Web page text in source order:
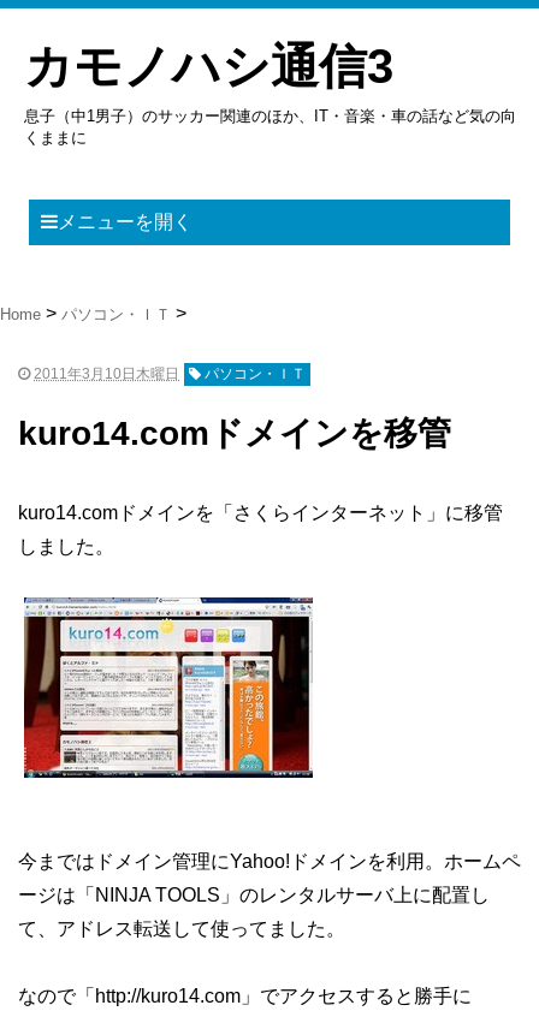
カモノハシ通信3
息子（中1男子）のサッカー関連のほか、IT・音楽・車の話など気の向
くままに
メニューを開く
Home パソコン・ＩＴ
2011年3月10日木曜日 パソコン・ＩＴ
kuro14.comドメインを移管
kuro14.comドメインを「さくらインターネット」に移管
しました。
今まではドメイン管理にYahoo!ドメインを利用。ホームペ
ージは「NINJA TOOLS」のレンタルサーバ上に配置し
て、アドレス転送して使ってました。
なので「http://kuro14.com」でアクセスすると勝手に